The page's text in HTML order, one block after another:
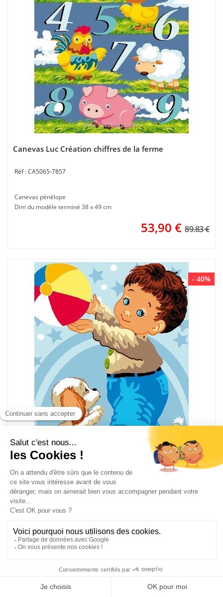
Canevas Luc Création chiffres de la ferme
CA5065-7857
Canevas pénélope
Dim du modèle terminé 38 x 49 cm
53,90 € 89.83 €
- 40%
Attrapes le ballon canevas de Luc Création
Dim du dessin à broder 38 x 49 cm